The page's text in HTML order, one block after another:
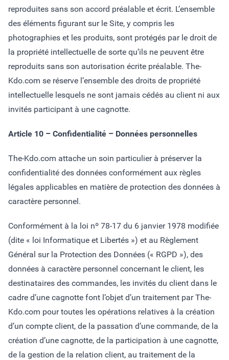
reproduites sans son accord préalable et écrit. L’ensemble
des éléments figurant sur le Site, y compris les
photographies et les produits, sont protégés par le droit de
la propriété intellectuelle de sorte qu’ils ne peuvent être
reproduits sans son autorisation écrite préalable. The-
Kdo.com se réserve l’ensemble des droits de propriété
intellectuelle lesquels ne sont jamais cédés au client ni aux
invités participant à une cagnotte.
Article 10 – Confidentialité – Données personnelles
The-Kdo.com attache un soin particulier à préserver la
confidentialité des données conformément aux règles
légales applicables en matière de protection des données à
caractère personnel.
Conformément à la loi nº 78-17 du 6 janvier 1978 modifiée
(dite « loi Informatique et Libertés ») et au Règlement
Général sur la Protection des Données (« RGPD »), des
données à caractère personnel concernant le client, les
destinataires des commandes, les invités du client dans le
cadre d’une cagnotte font l’objet d’un traitement par The-
Kdo.com pour toutes les opérations relatives à la création
d’un compte client, de la passation d’une commande, de la
création d’une cagnotte, de la participation à une cagnotte,
de la gestion de la relation client, au traitement de la